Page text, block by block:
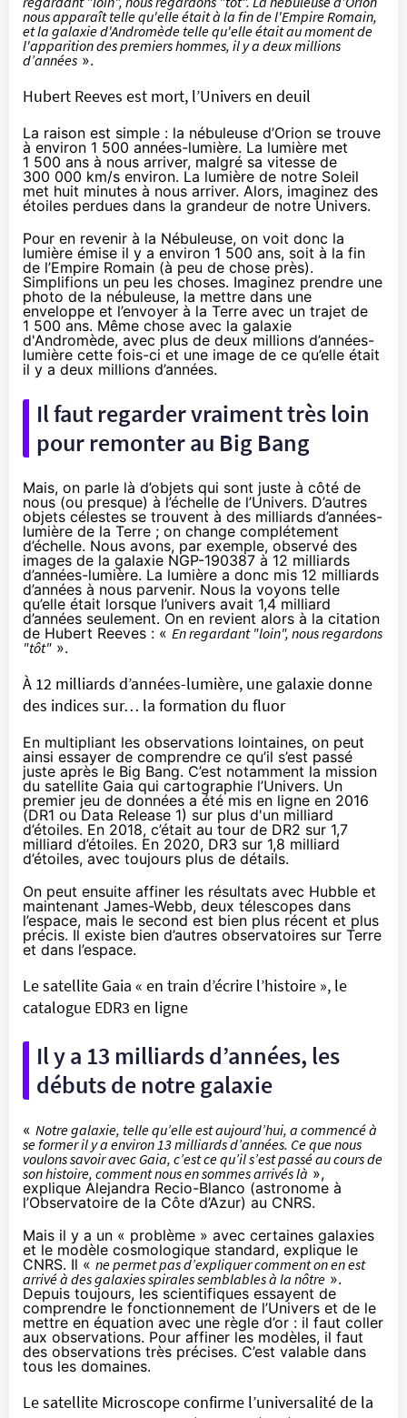
nous apparaît telle qu'elle était à la fin de l'Empire Romain,
et la galaxie d'Andromède telle qu'elle était au moment de
l'apparition des premiers hommes, il y a deux millions
d’années ».
Hubert Reeves est mort, l’Univers en deuil
La raison est simple : la nébuleuse d’Orion se trouve
à environ 1 500 années-lumière. La lumière met
1 500 ans à nous arriver, malgré sa vitesse de
300 000 km/s environ. La lumière de notre Soleil
met huit minutes à nous arriver. Alors, imaginez des
étoiles perdues dans la grandeur de notre Univers.
Pour en revenir à la Nébuleuse, on voit donc la
lumière émise il y a environ 1 500 ans, soit à la fin
de l’Empire Romain (à peu de chose près).
Simplifions un peu les choses. Imaginez prendre une
photo de la nébuleuse, la mettre dans une
enveloppe et l’envoyer à la Terre avec un trajet de
1 500 ans. Même chose avec la galaxie
d'Andromède, avec plus de deux millions d’années-
lumière cette fois-ci et une image de ce qu’elle était
il y a deux millions d’années.
Il faut regarder vraiment très loin
pour remonter au Big Bang
Mais, on parle là d’objets qui sont juste à côté de
nous (ou presque) à l’échelle de l’Univers. D’autres
objets célestes se trouvent à des milliards d’années-
lumière de la Terre ; on change complétement
d’échelle. Nous avons, par exemple, observé des
images de la galaxie NGP-190387 à 12 milliards
d’années-lumière. La lumière a donc mis 12 milliards
d’années à nous parvenir. Nous la voyons telle
qu’elle était lorsque l’univers avait 1,4 milliard
d’années seulement. On en revient alors à la citation
de Hubert Reeves : « En regardant "loin", nous regardons
"tôt" ».
À 12 milliards d’années-lumière, une galaxie donne
des indices sur… la formation du fluor
En multipliant les observations lointaines, on peut
ainsi essayer de comprendre ce qu’il s’est passé
juste après le Big Bang. C’est notamment la mission
du satellite Gaia qui cartographie l’Univers. Un
premier jeu de données a été mis en ligne en 2016
(DR1 ou Data Release 1) sur plus d'un milliard
d’étoiles. En 2018, c’était au tour de DR2 sur 1,7
milliard d’étoiles. En 2020, DR3 sur 1,8 milliard
d’étoiles, avec toujours plus de détails.
On peut ensuite affiner les résultats avec Hubble et
maintenant James-Webb, deux télescopes dans
l’espace, mais le second est bien plus récent et plus
précis. Il existe bien d’autres observatoires sur Terre
et dans l’espace.
Le satellite Gaia « en train d’écrire l’histoire », le
catalogue EDR3 en ligne
Il y a 13 milliards d’années, les
débuts de notre galaxie
« Notre galaxie, telle qu’elle est aujourd’hui, a commencé à
se former il y a environ 13 milliards d’années. Ce que nous
voulons savoir avec Gaia, c’est ce qu’il s’est passé au cours de
son histoire, comment nous en sommes arrivés là »,
explique Alejandra Recio-Blanco (astronome à
l’Observatoire de la Côte d’Azur) au CNRS.
Mais il y a un « problème » avec certaines galaxies
et le modèle cosmologique standard, explique le
CNRS. Il « ne permet pas d’expliquer comment on en est
arrivé à des galaxies spirales semblables à la nôtre ».
Depuis toujours, les scientifiques essayent de
comprendre le fonctionnement de l’Univers et de le
mettre en équation avec une règle d’or : il faut coller
aux observations. Pour affiner les modèles, il faut
des observations très précises. C’est valable dans
tous les domaines.
Le satellite Microscope confirme l’universalité de la